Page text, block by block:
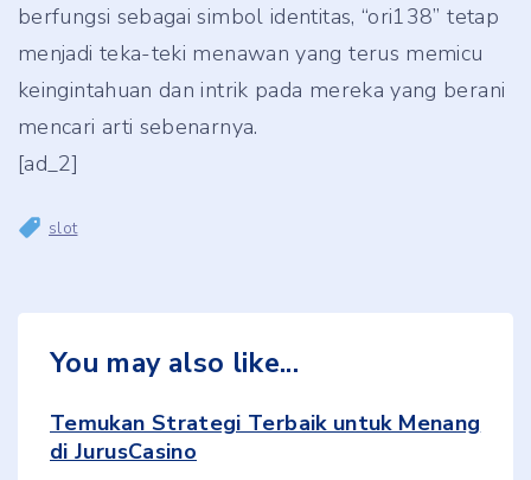
berfungsi sebagai simbol identitas, “ori138” tetap
menjadi teka-teki menawan yang terus memicu
keingintahuan dan intrik pada mereka yang berani
mencari arti sebenarnya.
[ad_2]
slot
You may also like...
Temukan Strategi Terbaik untuk Menang
di JurusCasino